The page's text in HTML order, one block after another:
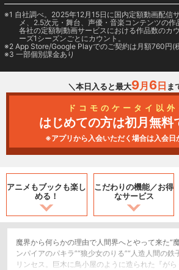
1 自社調べ。2025年12月15日に国内定額動画配信
メ、2.5次元・舞台、声優・音楽コンテンツの作
各社の定額制動画サービスにおける作品数のカ
ーズ1シーズンごとにカウント。
2 App Store/Google Playでのご契約は月額760円(
3 一部個別課金あり
＼本日入ると最大9月 6日 ま
ドコモのケータイ以
はじめての方は初月無料
※アプリから入会いただく場合は入会日
アニメもブックも楽し
める！
こだわりの機能／お得
なサービス
魔界から何らかの理由で人間界へとやって来た“
ンパイアのパキラ”“狼少女のりる”“人造人間の
リンセス。巨木に鳥小屋のように造られた『が